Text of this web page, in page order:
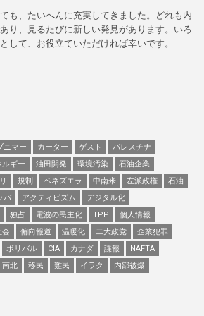
も、たいへんに充実してきました。どれも内
り、見るたびに新しい発見があります。いろ
して、お役立ていただければ幸いです。
ニマー カーター ゲスト
パレスチナ
ルギー 油田開発 環境汚染
石油企業
規制 ベネズエラ 中南米 左派政権
石油
パ アクティビズム
デジタル化
独占 電波の民主化 TPP
個人情報
会 偏向報道 温暖化 二大政党
企業犯罪
ボリバル CIA カナダ 諜報
NAFTA
南北 移民 難民 イラク 内部被爆